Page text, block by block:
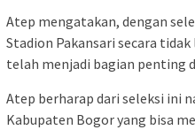
Atep mengatakan, dengan
Stadion Pakansari secara
telah menjadi bagian penting
Atep berharap dari seleksi ini
Kabupaten Bogor yang bisa